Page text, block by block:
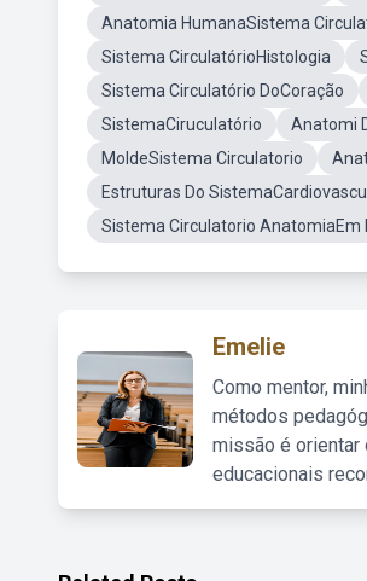
Anatomia HumanaSistema
Sistema CirculatórioHistologia
Sistema Circulatório DoCoração
SistemaCiruculatório
Anatomi
MoldeSistema Circulatorio
Estruturas Do
Sistema Circulatorio AnatomiaEm
Emelie
Como mentor,
métodos
missão é orientar
educacionais